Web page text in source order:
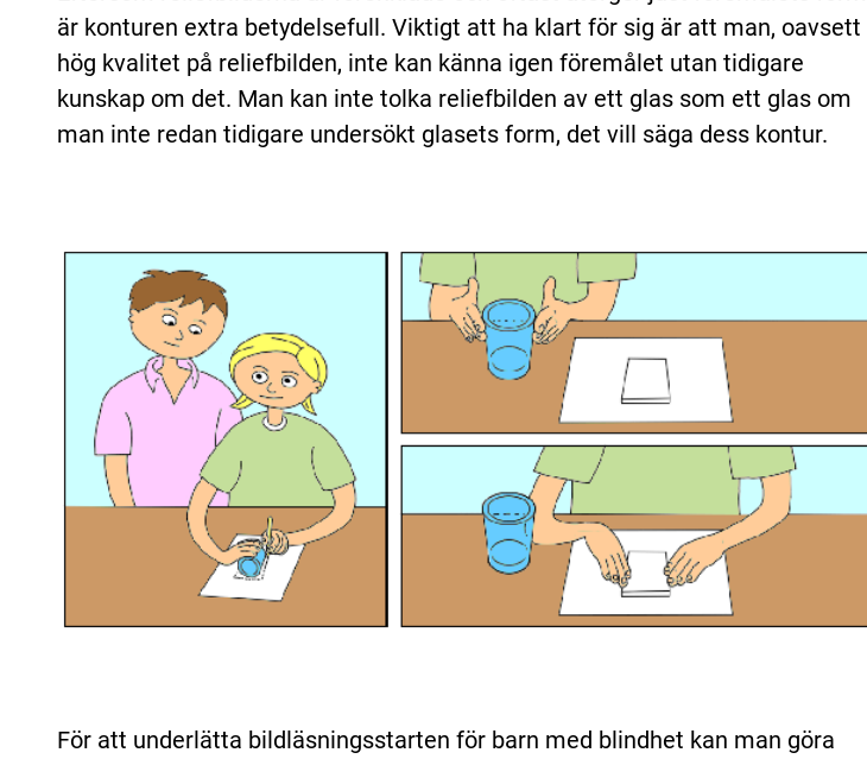
är konturen extra betydelsefull. Viktigt att ha klart för sig är att man, oavsett
hög kvalitet på reliefbilden, inte kan känna igen föremålet utan tidigare
kunskap om det. Man kan inte tolka reliefbilden av ett glas som ett glas om
man inte redan tidigare undersökt glasets form, det vill säga dess kontur.
För att underlätta bildläsningsstarten för barn med blindhet kan man göra